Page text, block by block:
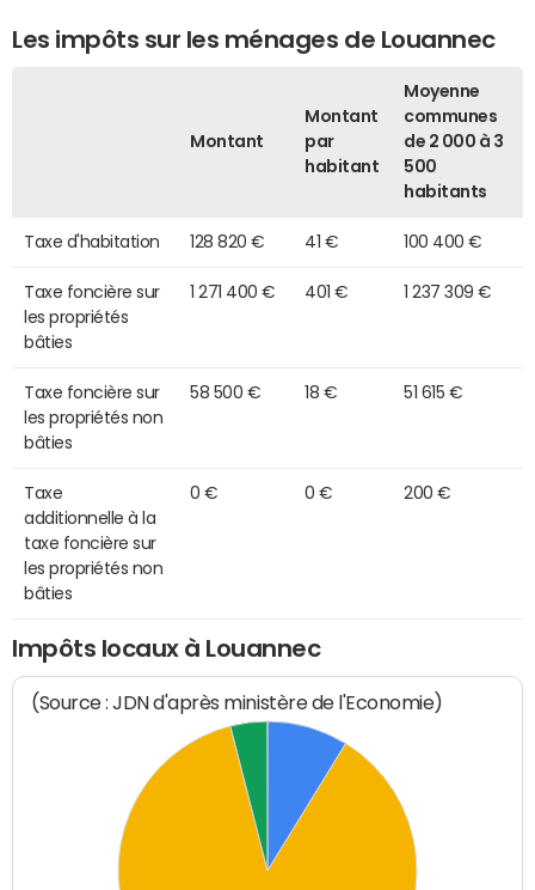
Les impôts sur les ménages de Louannec
Montant
Montant
par
habitant
Moyenne
communes
de 2 000 à 3
500
habitants
Taxe d'habitation 128 820 € 41 € 100 400 €
Taxe foncière sur
les propriétés
bâties
1 271 400 € 401 € 1 237 309 €
Taxe foncière sur
les propriétés non
bâties
58 500 € 18 € 51 615 €
Taxe
additionnelle à la
taxe foncière sur
les propriétés non
bâties
0 € 0 € 200 €
Impôts locaux à Louannec
(Source : JDN d'après ministère de l'Economie)